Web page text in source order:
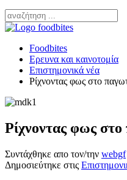
Foodbites
Ερευνα και καινοτομία
Επιστημονικά νέα
Ρίχνοντας φως στο
Ρίχνοντας φως
Συντάχθηκε απο τον/την webgf
Δημοσιεύτηκε στις